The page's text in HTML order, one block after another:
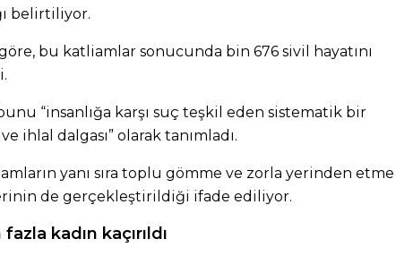
belirtiliyor.
bu katliamlar sonucunda bin 676 sivil hayatını
“insanlığa karşı suç teşkil eden sistematik bir
ihlal dalgası” olarak tanımladı.
yanı sıra toplu gömme ve zorla yerinden etme
de gerçekleştirildiği ifade ediliyor.
kadın kaçırıldı